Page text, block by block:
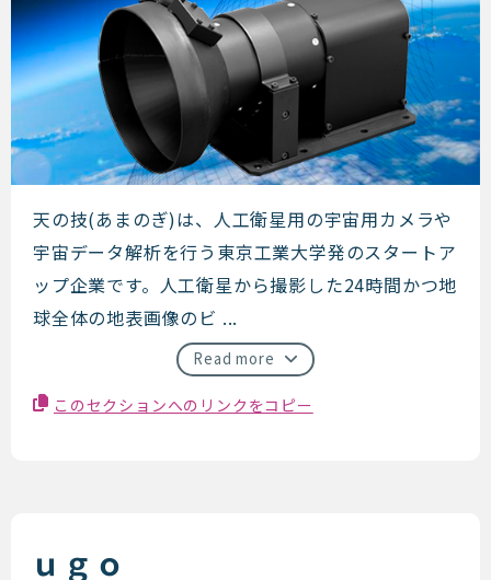
天の技
天の技(あまのぎ)は、人工衛星用の宇宙用カメラや
宇宙データ解析を行う東京工業大学発のスタートア
ップ企業です。人工衛星から撮影した24時間かつ地
球全体の地表画像のビ ...
Read more
このセクションへのリンクをコピー
ｕｇｏ